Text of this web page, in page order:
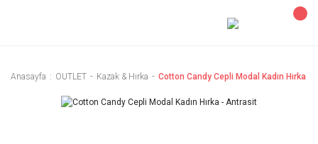
Anasayfa OUTLET Kazak & Hırka Cotton Candy Cepli Modal Kadın Hırka -